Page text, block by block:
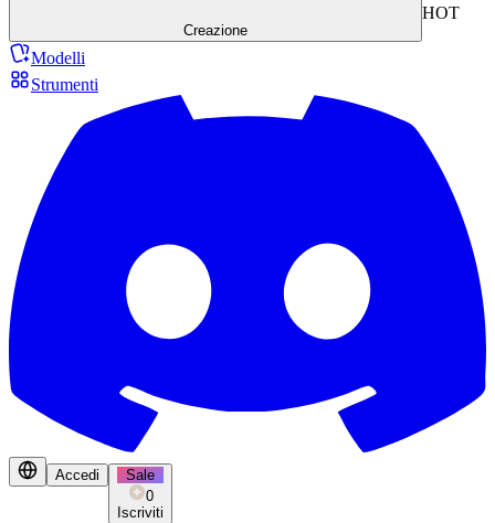
Creazione
HOT
Modelli
Strumenti
Accedi
Sale
0
Iscriviti